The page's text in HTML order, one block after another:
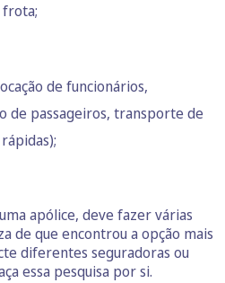
frota;
de funcionários,
de passageiros, transporte de
apólice, deve fazer várias
de que encontrou a opção mais
diferentes seguradoras ou
essa pesquisa por si.